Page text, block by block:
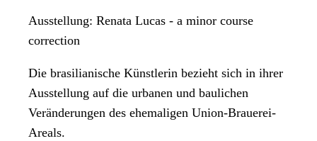
Ausstellung: Renata Lucas - a minor course
correction
Die brasilianische Künstlerin bezieht sich in ihrer
Ausstellung auf die urbanen und baulichen
Veränderungen des ehemaligen Union-Brauerei-
Areals.